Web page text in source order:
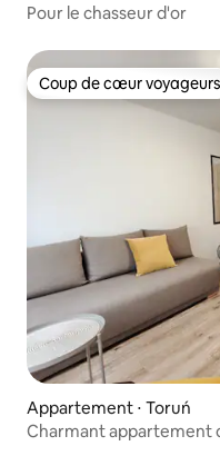
Pour le chasseur d'or
Coup de cœur voyageurs
Coup de cœur voyageurs
Appartement ⋅ Toruń
Charmant appartement